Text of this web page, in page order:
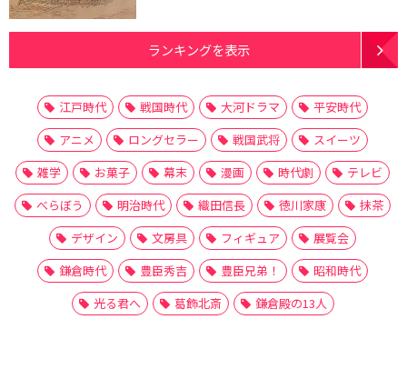
ランキングを表示
江戸時代 戦国時代 大河ドラマ
平安時代
アニメ
ロングセラー 戦国武将
スイーツ
雑学
お菓子 幕末 漫画 時代劇
テレビ
べらぼう
明治時代 織田信長 徳川家康
抹茶
デザイン
文房具 フィギュア
展覧会
鎌倉時代
豊臣秀吉 豊臣兄弟！
昭和時代
光る君へ
葛飾北斎 鎌倉殿の13人